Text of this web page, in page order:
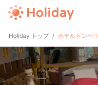
Holiday トップ ホテルドンペリ